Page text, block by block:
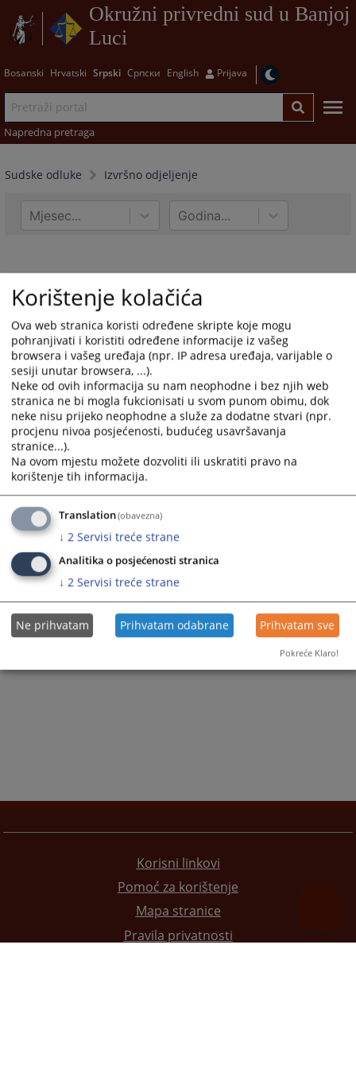
Okružni privredni sud u Banjoj
Luci
Bosanski Hrvatski Srpski Српски English Prijava
Napredna pretraga
Sudske odluke Izvršno odjeljenje
Mjesec... Godina...
Trenutno nema vijesti
Korisni linkovi
Pomoć za korištenje
Mapa stranice
Pravila privatnosti
Korištenje kolačića
Ova web stranica koristi određene skripte koje mogu
pohranjivati i koristiti određene informacije iz vašeg
browsera i vašeg uređaja (npr. IP adresa uređaja, varijable o
sesiji unutar browsera, ...).
Neke od ovih informacija su nam neophodne i bez njih web
stranica ne bi mogla fukcionisati u svom punom obimu, dok
neke nisu prijeko neophodne a služe za dodatne stvari (npr.
procjenu nivoa posjećenosti, budućeg usavršavanja
stranice...).
Na ovom mjestu možete dozvoliti ili uskratiti pravo na
korištenje tih informacija.
Translation(obavezna)
↓ 2 Servisi treće strane
Analitika o posjećenosti stranica
↓ 2 Servisi treće strane
Ne prihvatam Prihvatam odabrane Prihvatam sve
Pokreće Klaro!